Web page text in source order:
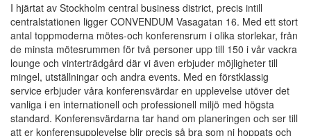
I hjärtat av Stockholm central business district, precis intill
centralstationen ligger CONVENDUM Vasagatan 16. Med ett stort
antal toppmoderna mötes-och konferensrum i olika storlekar, från
de minsta mötesrummen för två personer upp till 150 i vår vackra
lounge och vinterträdgård där vi även erbjuder möjligheter till
mingel, utställningar och andra events. Med en förstklassig
service erbjuder våra konferensvärdar en upplevelse utöver det
vanliga i en internationell och professionell miljö med högsta
standard. Konferensvärdarna tar hand om planeringen och ser till
att er konferensupplevelse blir precis så bra som ni hoppats och